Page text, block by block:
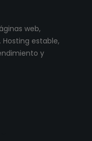
web,
estable,
y